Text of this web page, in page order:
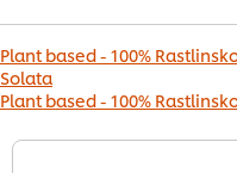
Plant based - 100%
Solata
Plant based - 100%